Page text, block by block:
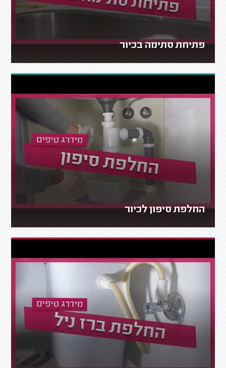
פתיחת סתימה בכיור
החלפת סיפון לכיור